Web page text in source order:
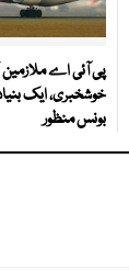
پی آئی اے
خوشخبری، ایک
بونس منظور